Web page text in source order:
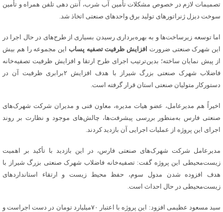
تصمیمات لازم در خصوص مشکلات تأمین آب شرب، آنتن دهی تلفن همراه و تأمین
سوخت دیزل ژنراتورهای تولید برق واحدهای صنعتی اتخاذ شد.
اما توسعه زیرساخت‌ها و به بهره‌برداری رسیدن بسیاری از طرح‌های در حال اجرا در
این شهرک صنعتی ضرورت افزایش ظرفیت تصفیه پساب این مجموعه را هم بیش
از پیش نمایان ساخته؛ بدین‌ترتیب اجرای طرح ارتقا و افزایش ظرفیت تصفیه‌خانه
فاضلاب شهرک صنعتی بزرگ شیراز با هدف افزایش ۲برابری ظرفیت آن در
دستورکار متولیان صنعتی استان قرار گرفته است.
اخیراً هم مدیرعامل، عضو هیات مدیره، معاون فنی و مدیران شرکت شهرک‌های
صنعتی فارس به‌منظور بررسی پیشرفت‌ها، چالش‌های موجود و نظارت بر روند
اجرای این پروژه از عملیات اجرایی آن بازدید کردند.
مدیرعامل شرکت شهرک‌های صنعتی فارس، در این بازدید با تأکید بر اهمیت
زیست‌محیطی این پروژه گفت: تصفیه‌خانه فاضلاب شهرک صنعتی بزرگ شیراز با
هدف افزوده شدن مدول سوم، حفظ محیط زیست و ارتقاء استانداردهای
زیست‌محیطی در حال احداث است.
سید مسعود عظیمی افزود: این پروژه با اعتبار ۷۰میلیارد تومان در دست اجراست و